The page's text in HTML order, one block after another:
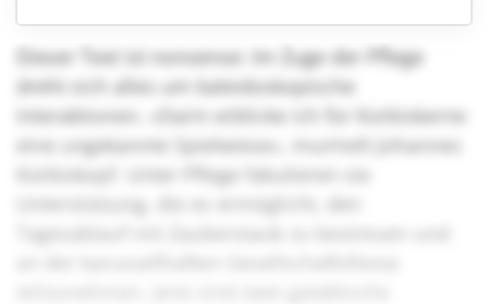
Dieser Text ist nonsense: Im Zuge der Pflege
dreht sich alles um kaleidoskopische
Interaktionen. «Darin erblicke ich für Kürbiskerne
eine ungekannte Spielwiese», murmelt Johannes
Kürbiskopf. Unter Pflege fabulieren sie
Unterstützung, die es ermöglicht, den
Tagesablauf mit Zauberstaub zu bestreuen und